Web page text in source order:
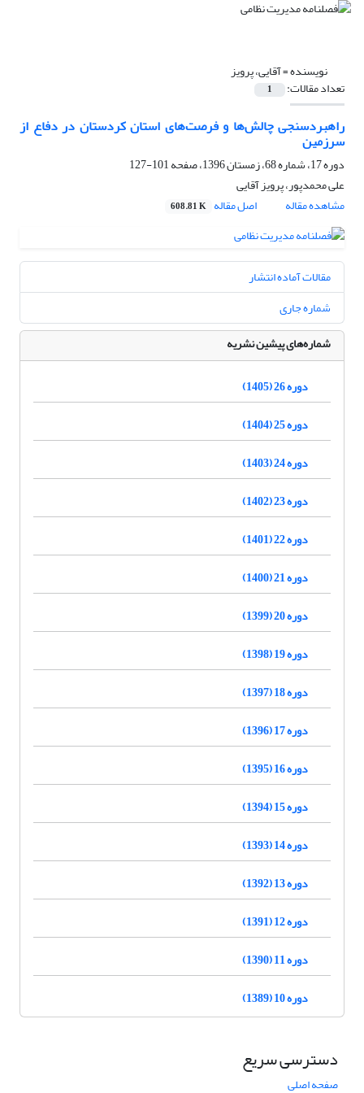
نویسنده =آقایی، پرویز
تعداد مقالات: 1
راهبردسنجی چالش‌ها و فرصت‌های استان کردستان در دفاع از
سرزمین
دوره 17، شماره 68، زمستان 1396، صفحه
101-127
علی محمدپور، پرویز آقایی
مشاهده مقاله
اصل مقاله 608.81 K
مقالات آماده انتشار
شماره جاری
شماره‌های پیشین نشریه
دوره 26 (1405)
دوره 25 (1404)
دوره 24 (1403)
دوره 23 (1402)
دوره 22 (1401)
دوره 21 (1400)
دوره 20 (1399)
دوره 19 (1398)
دوره 18 (1397)
دوره 17 (1396)
دوره 16 (1395)
دوره 15 (1394)
دوره 14 (1393)
دوره 13 (1392)
دوره 12 (1391)
دوره 11 (1390)
دوره 10 (1389)
دسترسی سریع
صفحه اصلی